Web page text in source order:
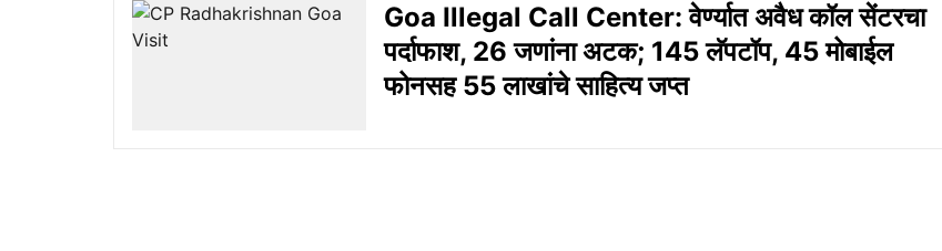
Goa Illegal Call Center: वेर्ण्यात अवैध कॉल सेंटरचा
पर्दाफाश, 26 जणांना अटक; 145 लॅपटॉप, 45 मोबाईल
फोनसह 55 लाखांचे साहित्य जप्त